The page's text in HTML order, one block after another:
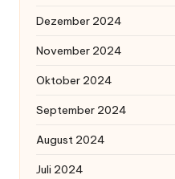
Dezember 2024
November 2024
Oktober 2024
September 2024
August 2024
Juli 2024